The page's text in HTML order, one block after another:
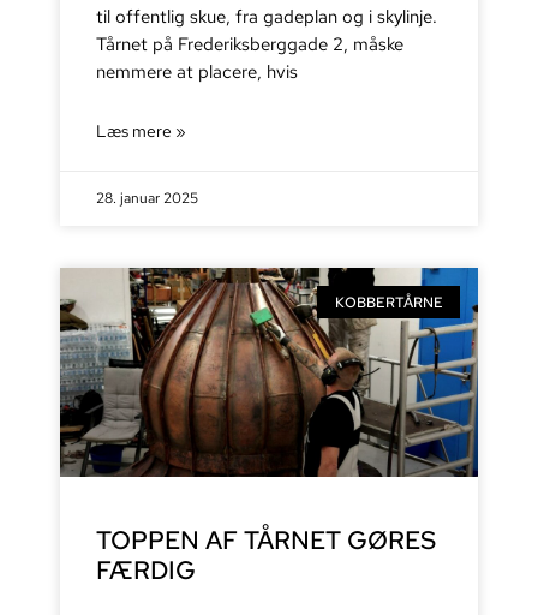
til offentlig skue, fra gadeplan og i skylinje.
Tårnet på Frederiksberggade 2, måske
nemmere at placere, hvis
Læs mere »
28. januar 2025
KOBBERTÅRNE
TOPPEN AF TÅRNET GØRES
FÆRDIG